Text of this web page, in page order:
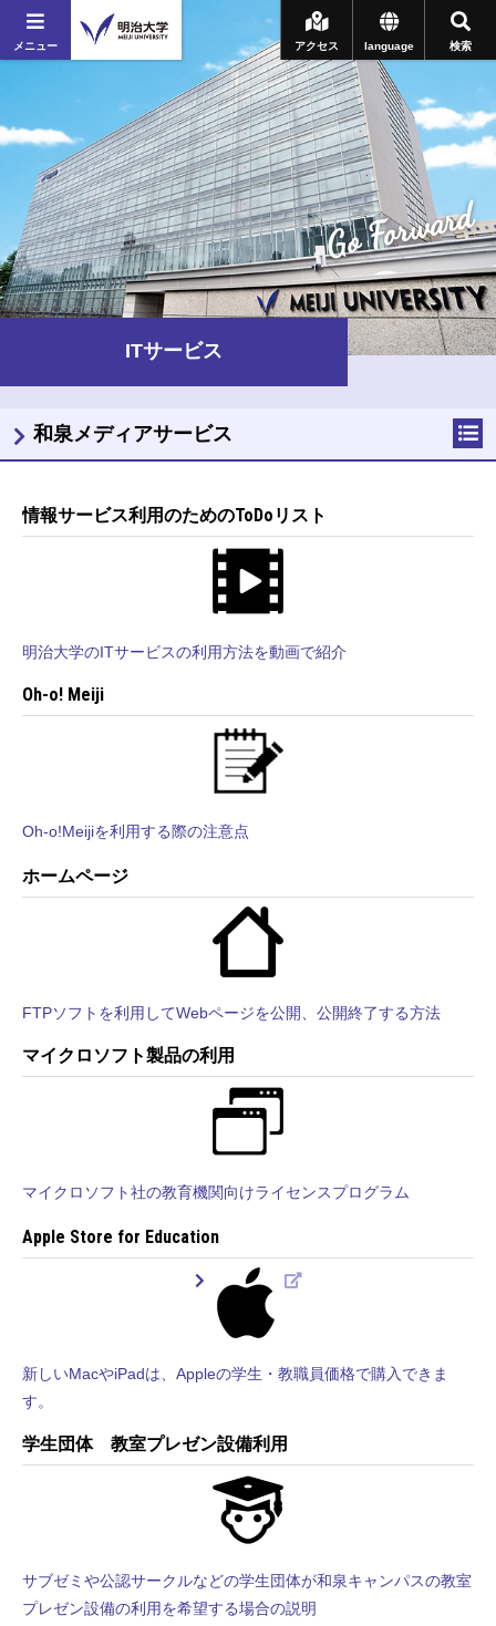
メニュー 検索
language
アクセス
Go Forward
ITサービス
情報サービス利用のためのToDoリスト
明治大学のITサービスの利用方法を動画で紹介
Oh-o! Meiji
Oh-o!Meijiを利用する際の注意点
ホームページ
FTPソフトを利用してWebページを公開、公開終了する方法
マイクロソフト製品の利用
マイクロソフト社の教育機関向けライセンスプログラム
Apple Store for Education
新しいMacやiPadは、Appleの学生・教職員価格で購入できま
す。
学生団体 教室プレゼン設備利用
サブゼミや公認サークルなどの学生団体が和泉キャンパスの教室
プレゼン設備の利用を希望する場合の説明
和泉メディアサービス